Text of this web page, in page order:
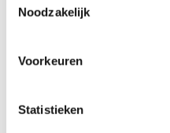
Noodzakelijk
Voorkeuren
Statistieken